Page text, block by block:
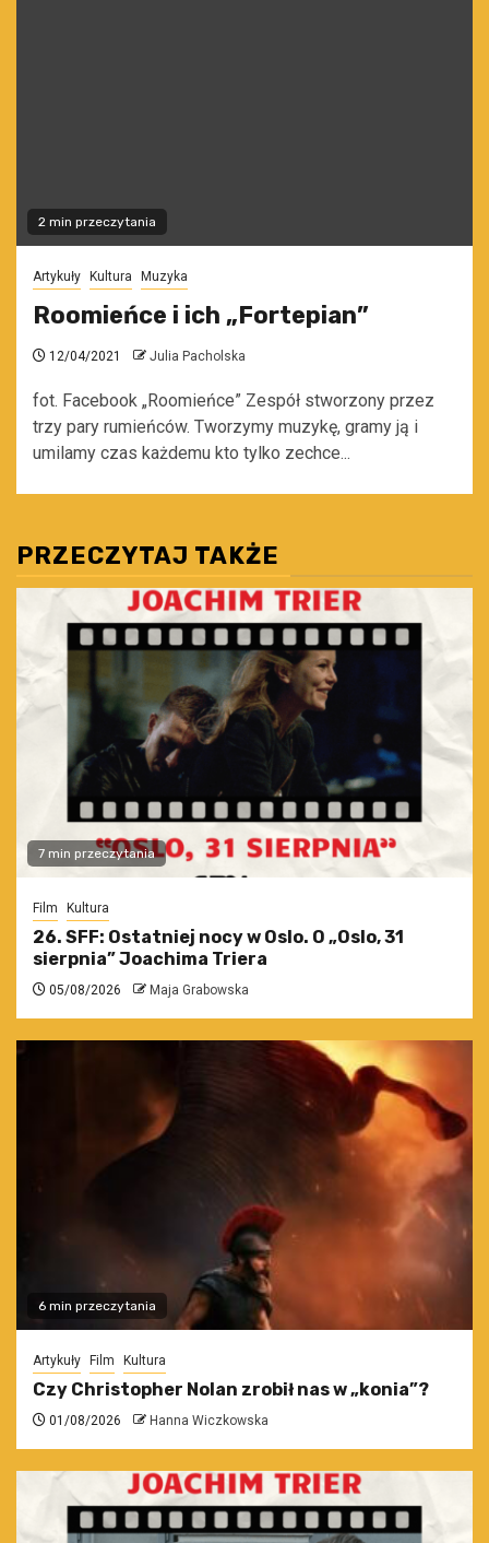
2 min przeczytania
Artykuły Kultura Muzyka
Roomieńce i ich „Fortepian”
12/04/2021 Julia Pacholska
fot. Facebook „Roomieńce” Zespół stworzony przez
trzy pary rumieńców. Tworzymy muzykę, gramy ją i
umilamy czas każdemu kto tylko zechce...
PRZECZYTAJ TAKŻE
7 min przeczytania
Film Kultura
26. SFF: Ostatniej nocy w Oslo. O „Oslo, 31
sierpnia” Joachima Triera
05/08/2026 Maja Grabowska
6 min przeczytania
Artykuły Film Kultura
Czy Christopher Nolan zrobił nas w „konia”?
01/08/2026 Hanna Wiczkowska